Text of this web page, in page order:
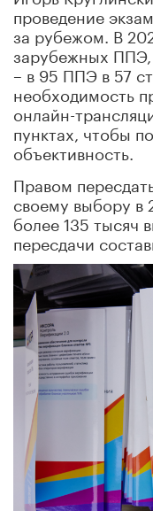
проведение
за рубежом. В
зарубежных
– в 95 ППЭ в 57
необходимость
онлайн-
пунктах, чтобы
объективность.
Правом
своему выбору в
более 135 тысяч
пересдачи